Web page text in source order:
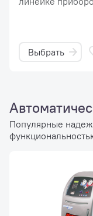
Выбрать
Популярные